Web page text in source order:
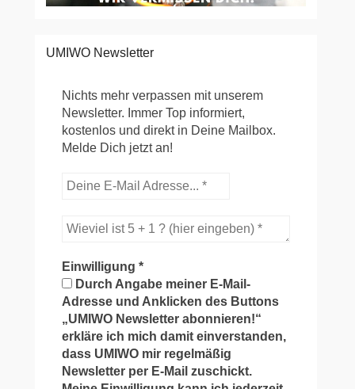
UMIWO Newsletter
Nichts mehr verpassen mit unserem
Newsletter. Immer Top informiert,
kostenlos und direkt in Deine Mailbox.
Melde Dich jetzt an!
Einwilligung*
Durch Angabe meiner E-Mail-
Adresse und Anklicken des Buttons
„UMIWO Newsletter abonnieren!“
erkläre ich mich damit einverstanden,
dass UMIWO mir regelmäßig
Newsletter per E-Mail zuschickt.